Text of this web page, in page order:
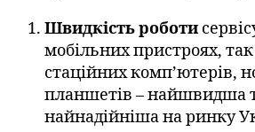
Швидкість роботи
мобільних пристроях, так
стаційних комп’ютерів,
планшетів – найшвидша
найнадійніша на ринку